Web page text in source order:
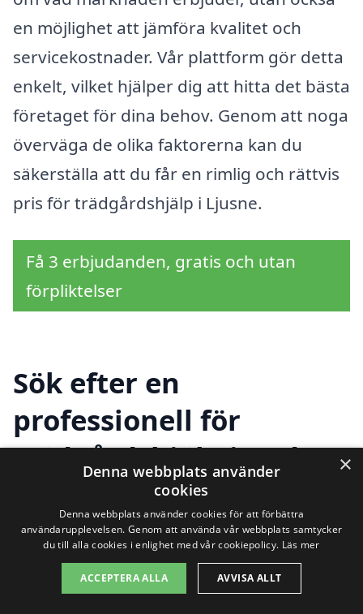
en möjlighet att jämföra kvalitet och
servicekostnader. Vår plattform gör detta
enkelt, vilket hjälper dig att hitta det bästa
företaget för dina behov. Genom att noga
överväga de olika faktorerna kan du
säkerställa att du får en rimlig och rättvis
pris för trädgårdshjälp i Ljusne.
Få 3 erbjudanden, gratis och utan
förpliktelser
Sök efter en
professionell för
trädgårdshjälp i andra
städer nära Ljusne
Att hitta rätt trädgårdshjälp i Ljusne kan
kännas överväldigande, särskilt om du
×
Denna webbplats använder
cookies
Denna webbplats använder cookies för att förbättra
användarupplevelsen. Genom att använda vår webbplats samtycker
du till alla cookies i enlighet med vår cookiepolicy. Läs mer
ACCEPTERA ALLA AVVISA ALLT